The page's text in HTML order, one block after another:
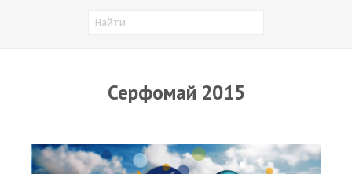
Прогноз погоды
Активности
Серфомай 2015